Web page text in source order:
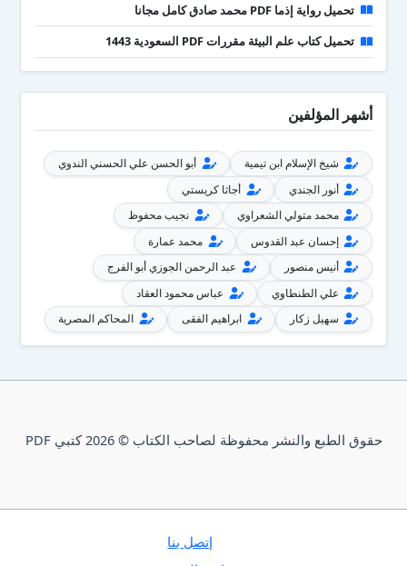
تحميل رواية إذما PDF محمد صادق كامل مجانا
تحميل كتاب علم البيئة مقررات PDF السعودية 1443
أشهر المؤلفين
شيخ الإسلام ابن تيمية
أبو الحسن علي الحسني الندوي
أنور الجندي
أجاثا كريستي
محمد متولي الشعراوي
نجيب محفوظ
إحسان عبد القدوس
محمد عمارة
أنيس منصور
عبد الرحمن الجوزي أبو الفرج
علي الطنطاوي
عباس محمود العقاد
سهيل زكار
ابراهيم الفقى المحاكم المصرية
حقوق الطبع والنشر محفوظة لصاحب الكتاب © 2026 كتبي PDF
إتصل بنا